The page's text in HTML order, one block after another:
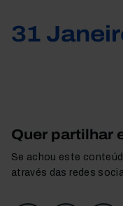
31
Quer partilhar
Se achou este
através das redes